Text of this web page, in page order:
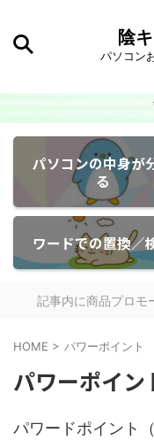
陰
パソコン
パソコンの中身が
る
ワードでの置換／
記事内に商品プロモ
HOME > パワーポイント
パワーポイン
パワードポイント